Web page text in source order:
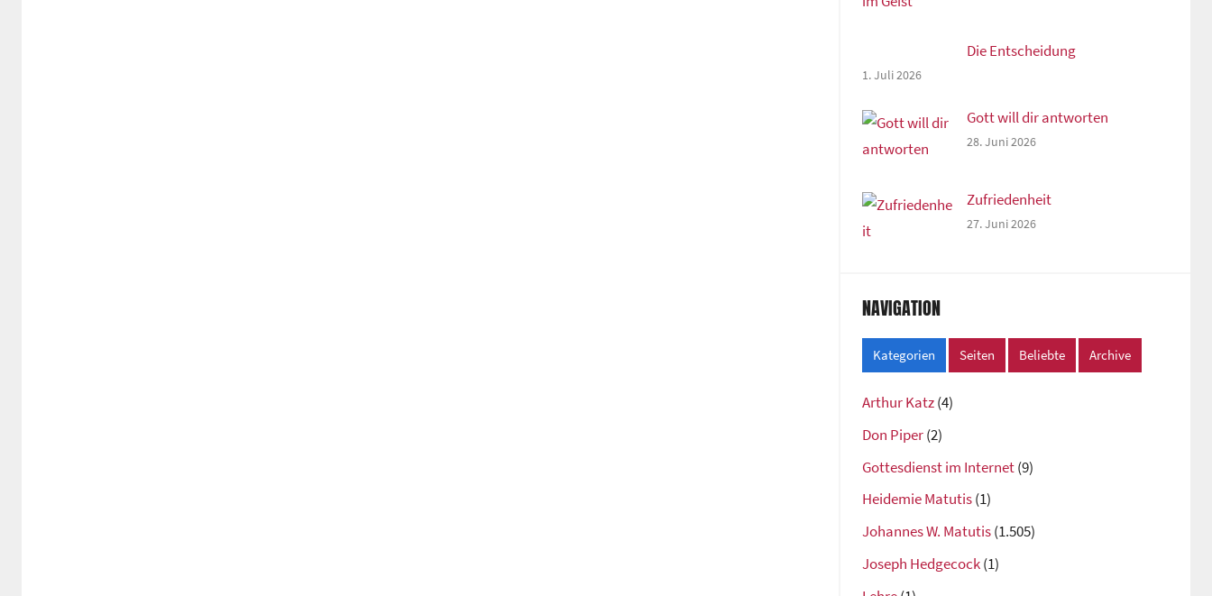
Die Entscheidung
1. Juli 2026
Gott will dir antworten
28. Juni 2026
Zufriedenheit
27. Juni 2026
NAVIGATION
Kategorien Seiten Beliebte Archive
Arthur Katz(4)
Don Piper(2)
Gottesdienst im Internet(9)
Heidemie Matutis(1)
Johannes W. Matutis(1.505)
Joseph Hedgecock(1)